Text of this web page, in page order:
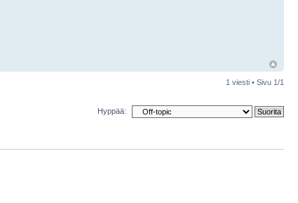
1 viesti • Sivu 1/1
Hyppää: